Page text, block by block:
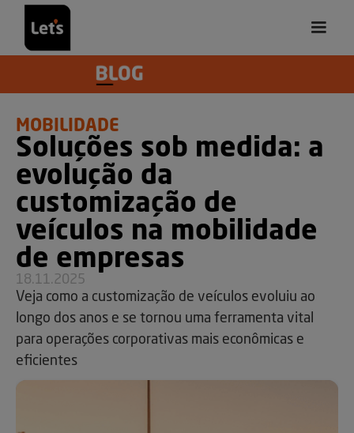
MOBILIDADE
Soluções sob medida: a
evolução da
customização de
veículos na mobilidade
de empresas
18.11.2025
Veja como a customização de veículos evoluiu ao
longo dos anos e se tornou uma ferramenta vital
para operações corporativas mais econômicas e
eficientes